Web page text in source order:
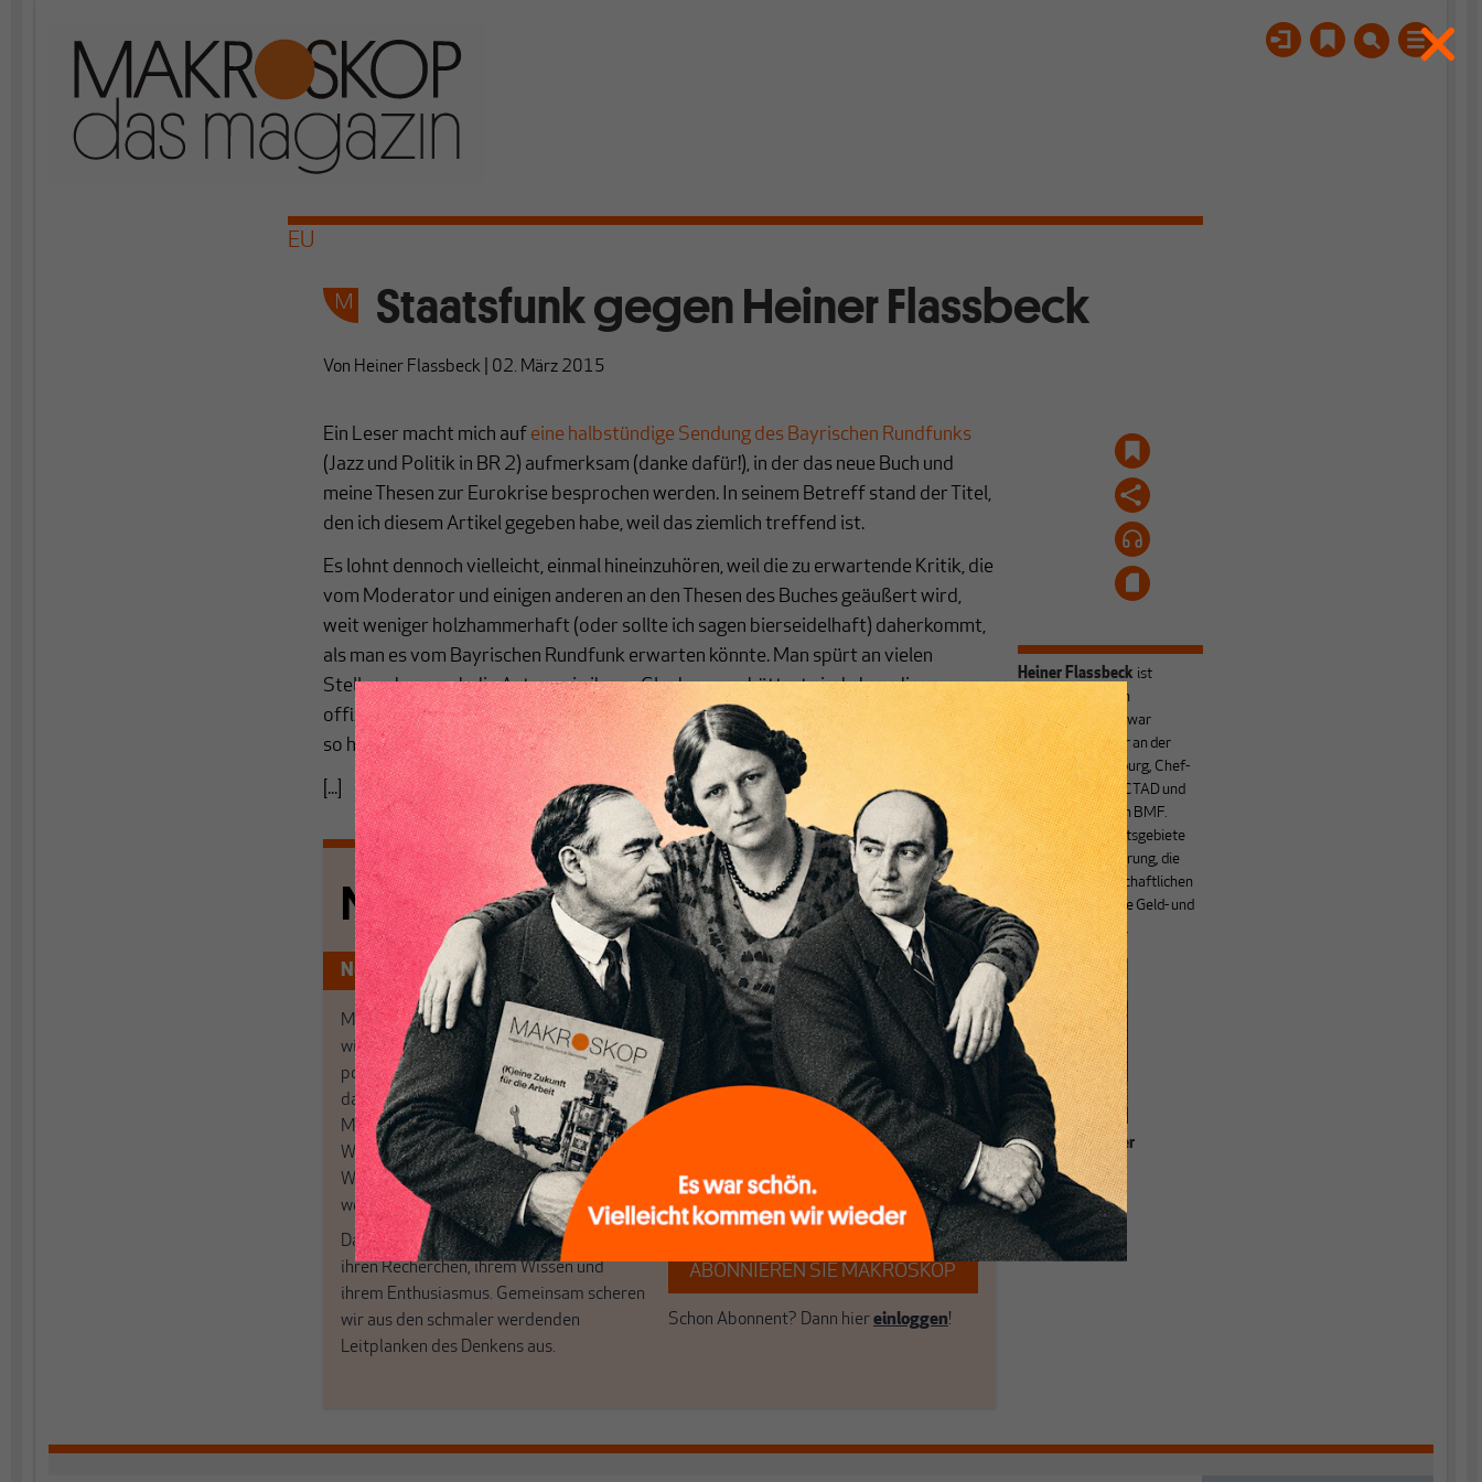
EU
Staatsfunk gegen Heiner Flassbeck
Von Heiner Flassbeck 02. März 2015
Ein Leser macht mich auf eine halbstündige Sendung des Bayrischen Rundfunks
(Jazz und Politik in BR 2) aufmerksam (danke dafür!), in der das neue Buch und
meine Thesen zur Eurokrise besprochen werden. In seinem Betreff stand der Titel,
den ich diesem Artikel gegeben habe, weil das ziemlich treffend ist.
Es lohnt dennoch vielleicht, einmal hineinzuhören, weil die zu erwartende Kritik, die
vom Moderator und einigen anderen an den Thesen des Buches geäußert wird,
weit weniger holzhammerhaft (oder sollte ich sagen bierseidelhaft) daherkommt,
als man es vom Bayrischen Rundfunk erwarten könnte. Man spürt an vielen
Stellen, dass auch die Autoren in ihrem Glauben erschüttert sind, dass die
offizielle deutsche Position, die der BR per Saldo sicher vertreten muss (oder?),
so hundertprozentig richtig ist.
[...]
Nichts schreibt sich von allein!
Nur für Abonnenten
MAKROSKOP analysiert
wirtschaftspolitische Themen aus einer
postkeynesianischen Perspektive und ist
damit in Deutschland einzigartig.
MAKROSKOP steht für das große Ganze.
Wir haben einen Blick auf Geld,
Wirtschaft und Politik, den Sie so
woanders nicht finden.
Dabei leben wir von unseren Autoren,
ihren Recherchen, ihrem Wissen und
ihrem Enthusiasmus. Gemeinsam scheren
wir aus den schmaler werdenden
Leitplanken des Denkens aus.
Wir verlassen die journalistische
Filterblase, in der sich viele eingerichtet
haben. Wir öffnen Fenster und bringen
frische Luft in die engen und verstaubten
Brauchen Sie auch frische Luft? Dann
folgen Sie einfach dem Button.
ABONNIEREN SIE MAKROSKOP
Schon Abonnent? Dann hiereinloggen!
Heiner Flassbeck ist
Mitbegründer von
MAKROSKOP.
Er war
Honorarprofessor an der
Universität Hamburg, Chef-
Volkswirt der UNCTAD und
Staatssekretär im BMF.
Seine Hauptarbeitsgebiete
sind die Globalisierung, die
Theorie der wirtschaftlichen
Entwicklung sowie Geld- und
Währungstheorie.
Grundlagen einer
relevanten
Ökonomik